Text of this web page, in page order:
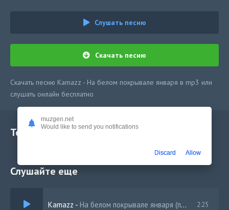
Слушать песню
Скачать песню
Скачать песню Kamazz - На белом покрывале января в mp3 или
слушать онлайн бесплатно
Текст песни
Слушайте еще
Kamazz - На белом покрывале января (полная версия) 2:25
muzgen.net
Would like to send you notifications
Discard Allow